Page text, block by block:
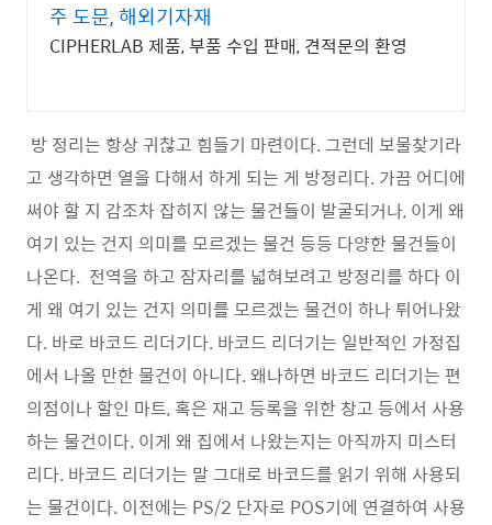
주 도문, 해외기자재
CIPHERLAB 제품, 부품 수입 판매, 견적문의 환영
방 정리는 항상 귀찮고 힘들기 마련이다. 그런데 보물찾기라
고 생각하면 열을 다해서 하게 되는 게 방정리다. 가끔 어디에
써야 할 지 감조차 잡히지 않는 물건들이 발굴되거나, 이게 왜
여기 있는 건지 의미를 모르겠는 물건 등등 다양한 물건들이
나온다. 전역을 하고 잠자리를 넓혀보려고 방정리를 하다 이
게 왜 여기 있는 건지 의미를 모르겠는 물건이 하나 튀어나왔
다. 바로 바코드 리더기다. 바코드 리더기는 일반적인 가정집
에서 나올 만한 물건이 아니다. 왜나하면 바코드 리더기는 편
의점이나 할인 마트, 혹은 재고 등록을 위한 창고 등에서 사용
하는 물건이다. 이게 왜 집에서 나왔는지는 아직까지 미스터
리다. 바코드 리더기는 말 그대로 바코드를 읽기 위해 사용되
는 물건이다. 이전에는 PS/2 단자로 POS기에 연결하여 사용